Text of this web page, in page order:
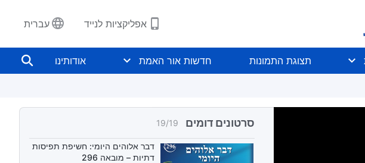
אפליקציות לנייד עברית
תצוגת התמונות חדשות אור האמת אודותינו
סרטונים דומים 19/19
דבר אלוהים היומי: חשיפת תפיסות
דתיות – מובאה 294
9:48
דבר אלוהים היומי: חשיפת תפיסות
דתיות – מובאה 296